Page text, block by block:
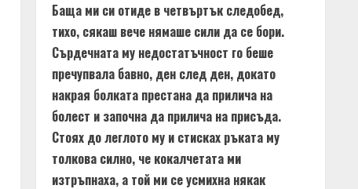
Баща ми си отиде в четвъртък следобед,
тихо, сякаш вече нямаше сили да се бори.
Сърдечната му недостатъчност го беше
пречупвала бавно, ден след ден, докато
накрая болката престана да прилича на
болест и започна да прилича на присъда.
Стоях до леглото му и стисках ръката му
толкова силно, че кокалчетата ми
изтръпнаха, а той ми се усмихна някак